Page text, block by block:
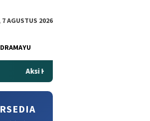
7 AGUSTUS 2026
Temukan Bocah Tenggelam di